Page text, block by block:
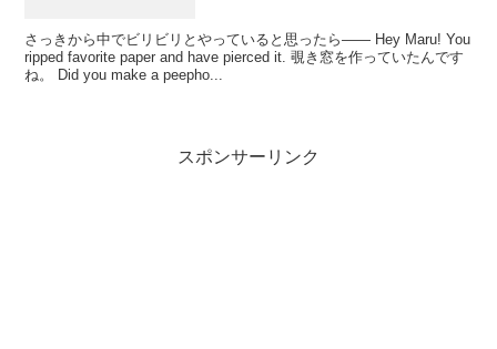
さっきから中でビリビリとやっていると思ったら―― Hey Maru! You
ripped favorite paper and have pierced it. 覗き窓を作っていたんです
ね。 Did you make a peepho...
スポンサーリンク